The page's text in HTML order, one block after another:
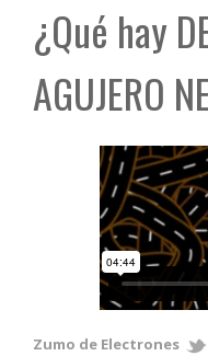
CONTENT
¿Qué hay
AGUJERO
Zumo de Electrones